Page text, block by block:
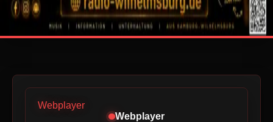
Webplayer
Webplayer